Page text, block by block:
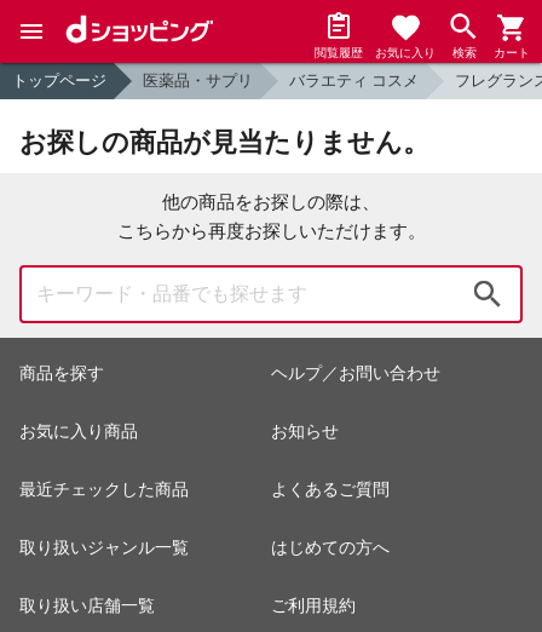
閲覧履歴 お気に入り 検索 カート
トップページ 医薬品・サプリ バラエティ コスメ フレグラン
お探しの商品が見当たりません。
他の商品をお探しの際は、
こちらから再度お探しいただけます。
商品を探す
お気に入り商品
最近チェックした商品
取り扱いジャンル一覧
取り扱い店舗一覧
ヘルプ／お問い合わせ
お知らせ
よくあるご質問
はじめての方へ
ご利用規約